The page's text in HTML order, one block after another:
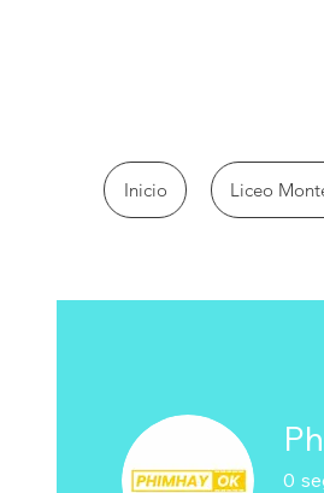
Inicio Liceo
0